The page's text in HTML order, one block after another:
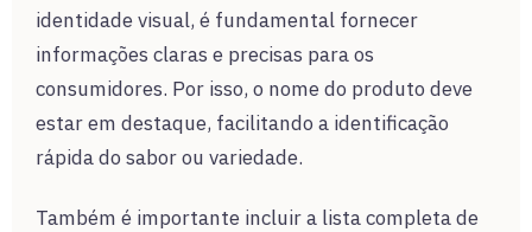
identidade visual, é fundamental fornecer
informações claras e precisas para os
consumidores. Por isso, o nome do produto deve
estar em destaque, facilitando a identificação
rápida do sabor ou variedade.
Também é importante incluir a lista completa de